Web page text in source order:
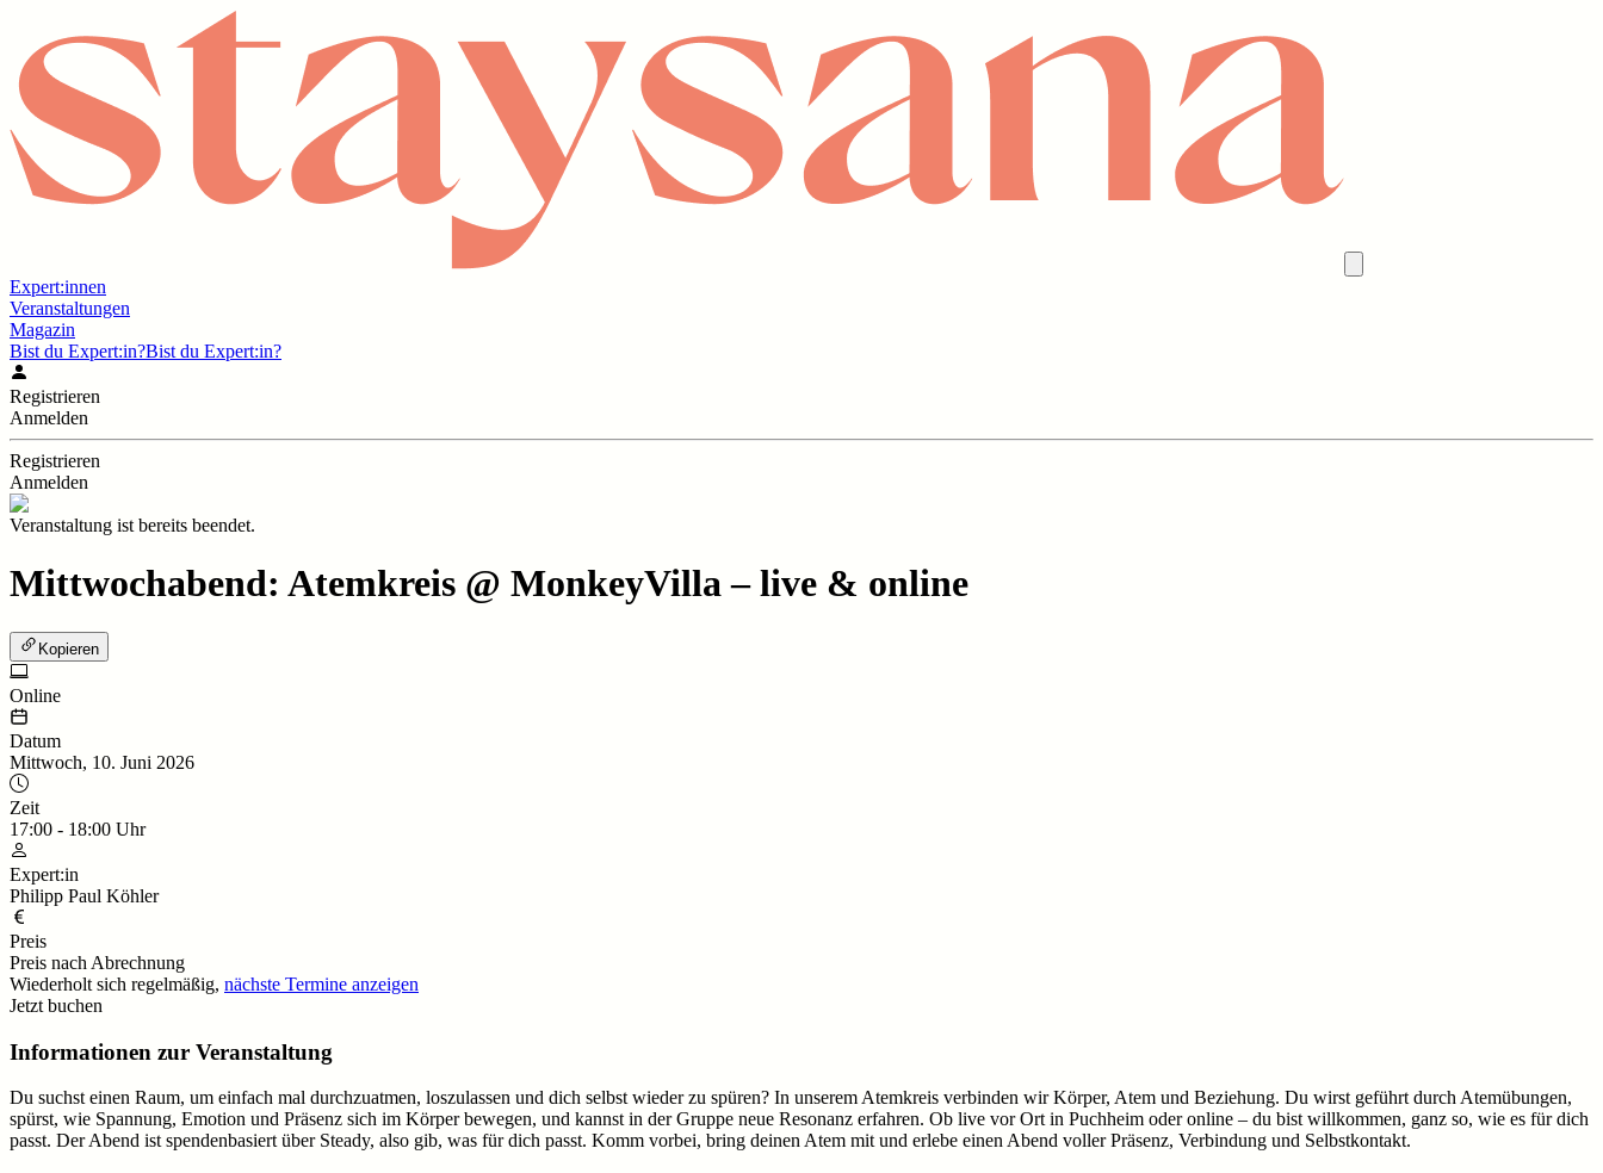
Expert:innen
Veranstaltungen
Magazin
Bist du Expert:in?Bist du Expert:in?
Registrieren
Anmelden
Registrieren
Anmelden
Veranstaltung ist bereits beendet.
Mittwochabend: Atemkreis @ MonkeyVilla – live & online
Kopieren
Online
Datum
Mittwoch, 10. Juni 2026
Zeit
17:00 - 18:00 Uhr
Expert:in
Philipp Paul Köhler
Preis
Preis nach Abrechnung
Wiederholt sich regelmäßig, nächste Termine anzeigen
Jetzt buchen
Informationen zur Veranstaltung
Du suchst einen Raum, um einfach mal durchzuatmen, loszulassen und dich selbst wieder zu spüren? In unserem Atemkreis verbinden wir Körper, Atem und Beziehung. Du wirst geführt durch Atemübungen,
spürst, wie Spannung, Emotion und Präsenz sich im Körper bewegen, und kannst in der Gruppe neue Resonanz erfahren. Ob live vor Ort in Puchheim oder online – du bist willkommen, ganz so, wie es für dich
passt. Der Abend ist spendenbasiert über Steady, also gib, was für dich passt. Komm vorbei, bring deinen Atem mit und erlebe einen Abend voller Präsenz, Verbindung und Selbstkontakt.